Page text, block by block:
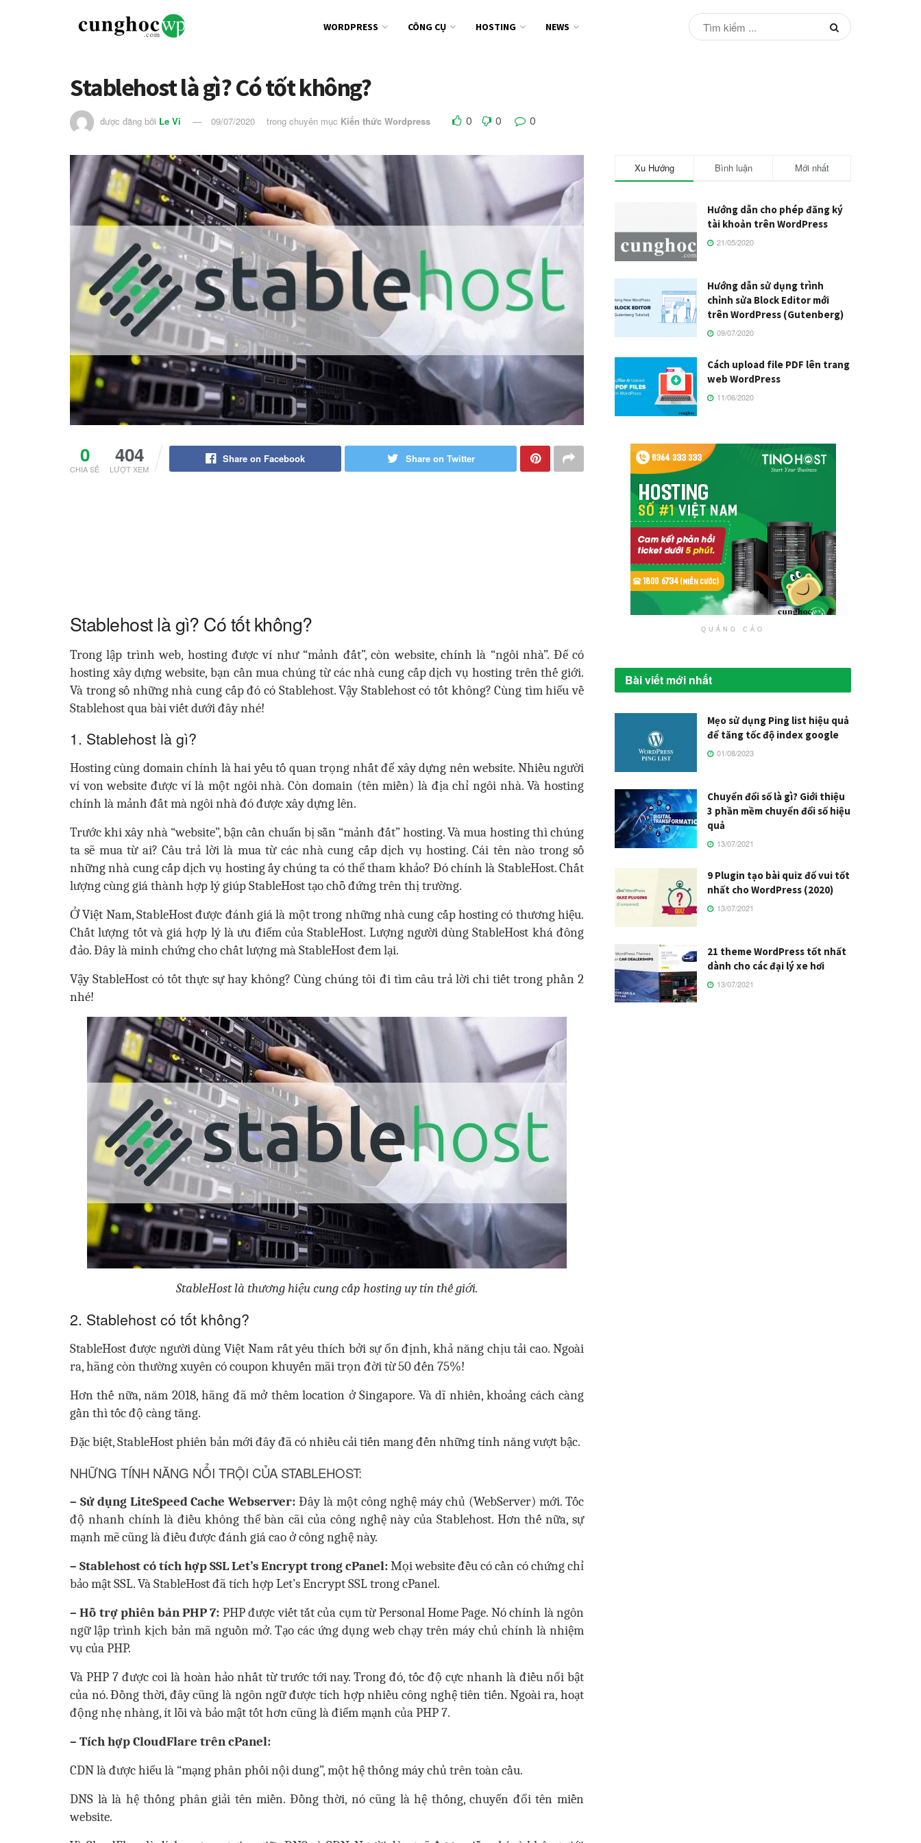
WORDPRESS CÔNG CỤ HOSTING NEWS
Stablehost là gì? Có tốt không?
được đăng bởi Le Vi 09/07/2020 trong chuyên mục Kiến thức Wordpress 0 0 0
0
CHIA SẺ
404
LƯỢT XEM
Share on Facebook Share on Twitter
Stablehost là gì? Có tốt không?
Trong lập trình web, hosting được ví như “mảnh đất”, còn website, chính là “ngôi nhà”. Để có
hosting xây dựng website, bạn cần mua chúng từ các nhà cung cấp dịch vụ hosting trên thế giới.
Và trong số những nhà cung cấp đó có Stablehost. Vậy Stablehost có tốt không? Cùng tìm hiểu về
Stablehost qua bài viết dưới đây nhé!
1. Stablehost là gì?
Hosting cùng domain chính là hai yếu tố quan trọng nhất để xây dựng nên website. Nhiều người
ví von website được ví là một ngôi nhà. Còn domain (tên miền) là địa chỉ ngôi nhà. Và hosting
chính là mảnh đất mà ngôi nhà đó được xây dựng lên.
Trước khi xây nhà “website”, bận cần chuẩn bị sẵn “mảnh đất” hosting. Và mua hosting thì chúng
ta sẽ mua từ ai? Câu trả lời là mua từ các nhà cung cấp dịch vụ hosting. Cái tên nào trong số
những nhà cung cấp dịch vụ hosting ấy chúng ta có thể tham khảo? Đó chính là StableHost. Chất
lượng cùng giá thành hợp lý giúp StableHost tạo chỗ đứng trên thị trường.
Ở Việt Nam, StableHost được đánh giá là một trong những nhà cung cấp hosting có thương hiệu.
Chất lượng tốt và giá hợp lý là ưu điểm của StableHost. Lượng người dùng StableHost khá đông
đảo. Đây là minh chứng cho chất lượng mà StableHost đem lại.
Vậy StableHost có tốt thực sự hay không? Cùng chúng tôi đi tìm câu trả lời chi tiết trong phần 2
nhé!
StableHost là thương hiệu cung cấp hosting uy tín thế giới.
2. Stablehost có tốt không?
StableHost được người dùng Việt Nam rất yêu thích bởi sự ổn định, khả năng chịu tải cao. Ngoài
ra, hãng còn thường xuyên có coupon khuyến mãi trọn đời từ 50 đến 75%!
Hơn thế nữa, năm 2018, hãng đã mở thêm location ở Singapore. Và dĩ nhiên, khoảng cách càng
gần thì tốc độ càng tăng.
Đặc biệt, StableHost phiên bản mới đây đã có nhiều cải tiến mang đến những tính năng vượt bậc.
NHỮNG TÍNH NĂNG NỔI TRỘI CỦA STABLEHOST:
– Sử dụng LiteSpeed Cache Webserver:Đây là một công nghệ máy chủ (WebServer) mới. Tốc
độ nhanh chính là điều không thể bàn cãi của công nghệ này của Stablehost. Hơn thế nữa, sự
mạnh mẽ cũng là điều được đánh giá cao ở công nghệ này.
– Stablehost cótích hợp SSL Let’s Encrypt trong cPanel:Mọi website đều có cần có chứng chỉ
bảo mật SSL. Và StableHost đã tích hợp Let’s Encrypt SSL trong cPanel.
– Hỗ trợ phiên bản PHP 7: PHP được viết tắt của cụm từ Personal Home Page. Nó chính là ngôn
ngữ lập trình kịch bản mã nguồn mở. Tạo các ứng dụng web chạy trên máy chủ chính là nhiệm
vụ của PHP.
Và PHP 7 được coi là hoàn hảo nhất từ trước tới nay. Trong đó, tốc độ cực nhanh là điều nổi bật
của nó. Đồng thời, đây cũng là ngôn ngữ được tích hợp nhiều công nghệ tiên tiến. Ngoài ra, hoạt
động nhẹ nhàng, ít lỗi và bảo mật tốt hơn cũng là điểm mạnh của PHP 7.
– Tích hợp CloudFlare trên cPanel:
CDN là được hiểu là “mạng phân phối nội dung”, một hệ thống máy chủ trên toàn cầu.
DNS là là hệ thống phân giải tên miền. Đồng thời, nó cũng là hệ thống, chuyển đổi tên miền
website.
Xu Hướng Bình luận Mới nhất
Hướng dẫn cho phép đăng ký
tài khoản trên WordPress
21/05/2020
Hướng dẫn sử dụng trình
chỉnh sửa Block Editor mới
trên WordPress (Gutenberg)
09/07/2020
Cách upload file PDF lên trang
web WordPress
11/06/2020
QUẢNG CÁO
Bài viết mới nhất
Mẹo sử dụng Ping list hiệu quả
để tăng tốc độ index google
01/08/2023
Chuyển đổi số là gì? Giới thiệu
3 phần mềm chuyển đổi số hiệu
quả
13/07/2021
9 Plugin tạo bài quiz đố vui tốt
nhất cho WordPress (2020)
13/07/2021
21 theme WordPress tốt nhất
dành cho các đại lý xe hơi
13/07/2021